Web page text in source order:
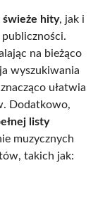
świeże hity, jak i
publiczności.
na bieżąco
wyszukiwania
ułatwia
Dodatkowo,
listy
muzycznych
takich jak: